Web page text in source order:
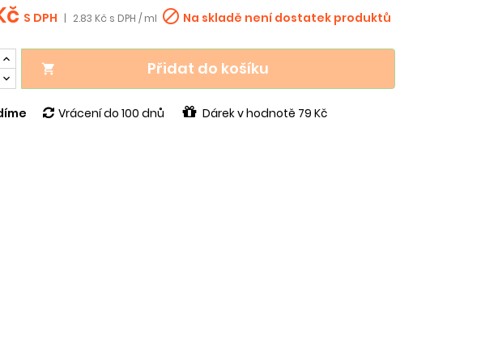
S DPH | 2.83 Kč s DPH / ml  Na skladě není dostatek produktů
 Přidat do košíku
Vrácení do 100 dnů Dárek v hodnotě 79 Kč